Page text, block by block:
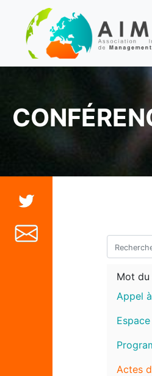
Mot
Appel
Actes